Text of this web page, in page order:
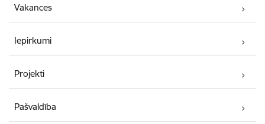
Vakances
Iepirkumi
Projekti
Pašvaldība